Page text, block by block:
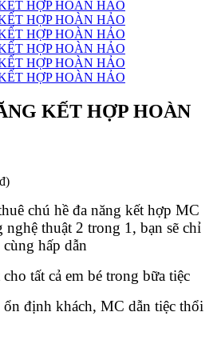
KẾT HỢP HOÀN
)
chú hề đa năng kết hợp MC
nghệ thuật 2 trong 1, bạn sẽ chỉ
hấp dẫn
tất cả em bé trong bữa tiệc
định khách, MC dẫn tiệc thổi